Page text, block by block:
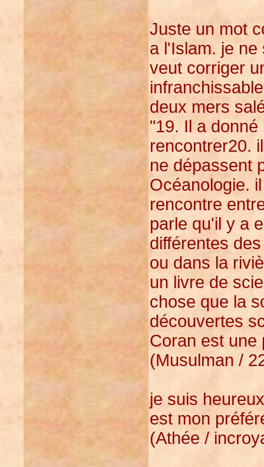
Juste un mot
a l'Islam. je
veut corriger
deux mers
"19. Il a
rencontrer20.
ne dépassent
Océanologie.
rencontre
parle qu'il y a
différentes
ou dans la
un livre de
chose que la
découvertes
Coran est une
(Musulman /
je suis
est mon
(Athée /